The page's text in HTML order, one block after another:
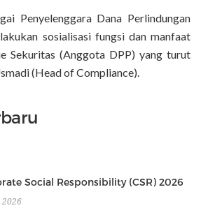
Penyelenggara Dana Perlindungan
sosialisasi fungsi dan manfaat
Sekuritas (Anggota DPP) yang turut
(Head of Compliance).
Social Responsibility (CSR) 2026
2026